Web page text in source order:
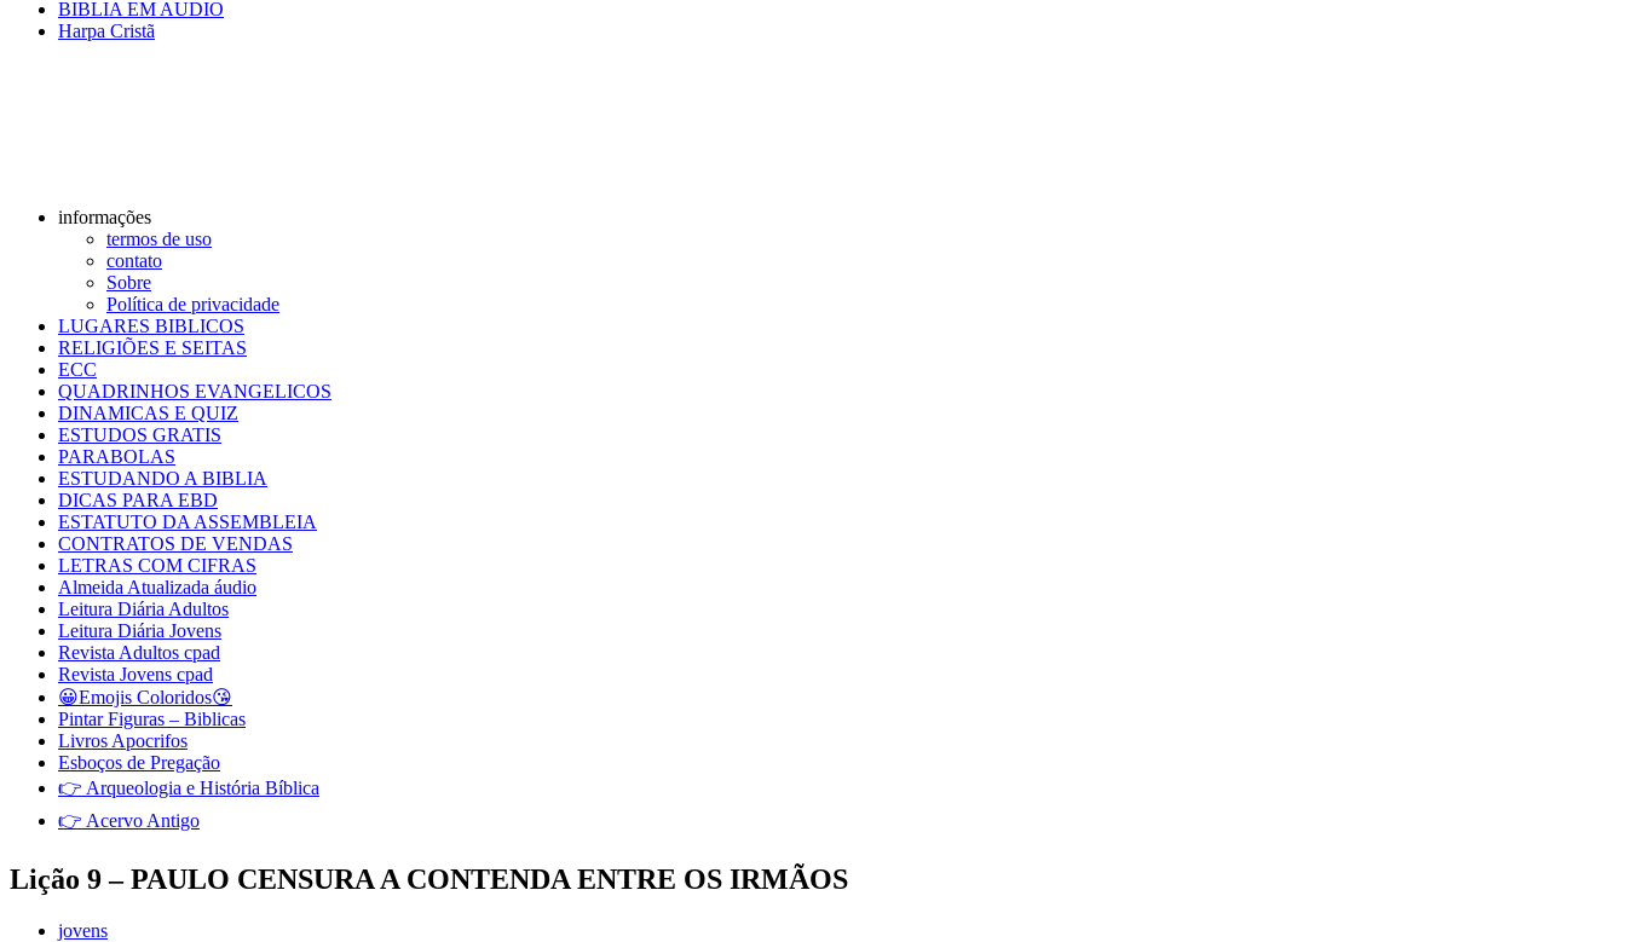
BIBLIA EM AUDIO
Harpa Cristã
informações
termos de uso
contato
Sobre
Política de privacidade
LUGARES BIBLICOS
RELIGIÕES E SEITAS
ECC
QUADRINHOS EVANGELICOS
DINAMICAS E QUIZ
ESTUDOS GRATIS
PARABOLAS
ESTUDANDO A BIBLIA
DICAS PARA EBD
ESTATUTO DA ASSEMBLEIA
CONTRATOS DE VENDAS
LETRAS COM CIFRAS
Almeida Atualizada áudio
Leitura Diária Adultos
Leitura Diária Jovens
Revista Adultos cpad
Revista Jovens cpad
😀Emojis Coloridos😘
Pintar Figuras – Biblicas
Livros Apocrifos
Esboços de Pregação
👉 Arqueologia e História Bíblica
👉 Acervo Antigo
Lição 9 – PAULO CENSURA A CONTENDA ENTRE OS IRMÃOS
jovens